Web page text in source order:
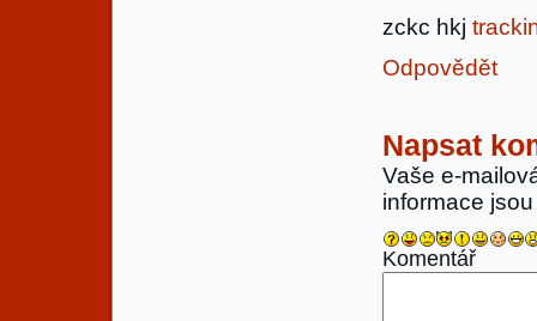
zckc hkj
Odpovědět
Napsat
Vaše e-
informace
Komentář